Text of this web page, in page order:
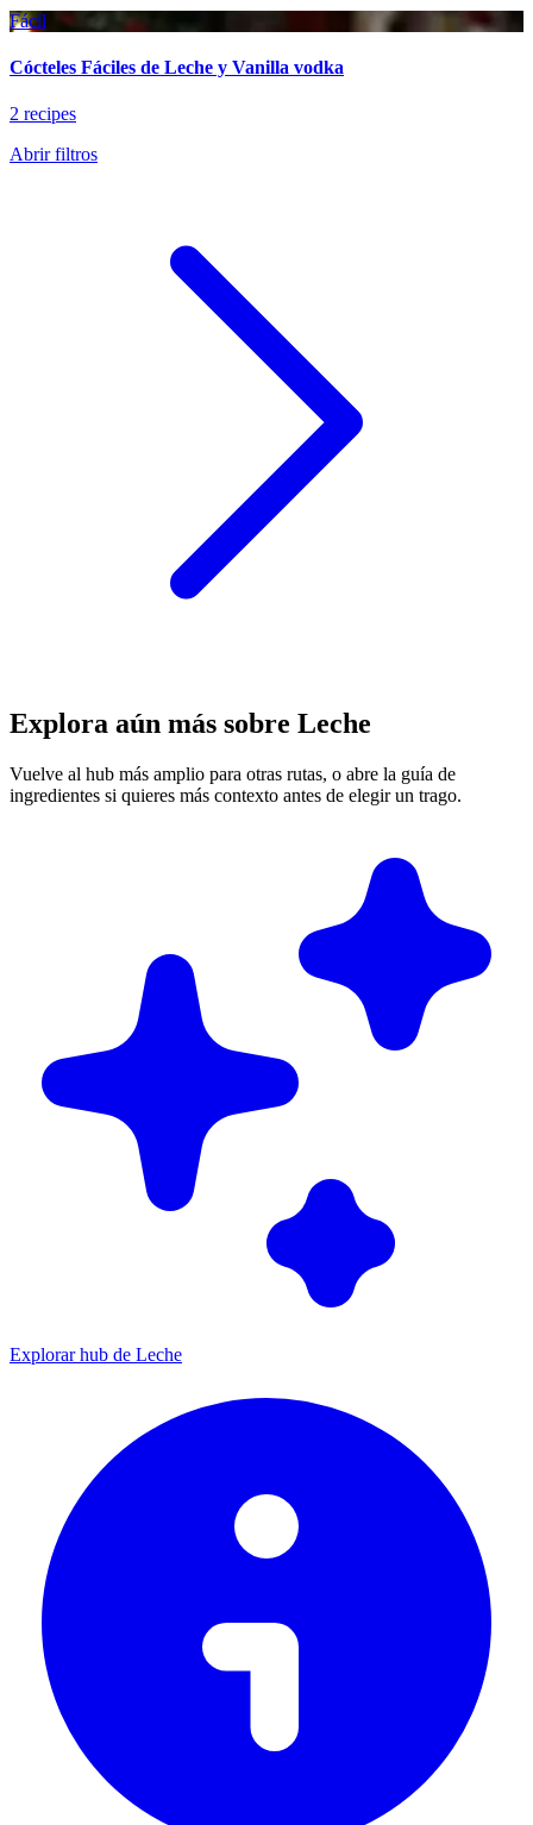
Fácil
Cócteles Fáciles de Leche y Vanilla vodka
2 recipes
Abrir filtros
Explora aún más sobre Leche
Vuelve al hub más amplio para otras rutas, o abre la guía de
ingredientes si quieres más contexto antes de elegir un trago.
Explorar hub de Leche